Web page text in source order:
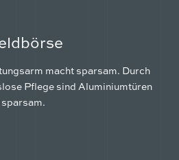
macht sparsam. Durch
Pflege sind Aluminiumtüren